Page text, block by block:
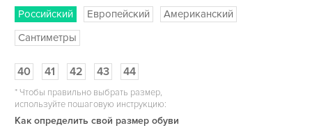
Российский Европейский
Американский
Сантиметры
40 41 42 43 44
*Чтобы правильно выбрать размер,
используйте пошаговую инструкцию:
Как определить свой размер обуви